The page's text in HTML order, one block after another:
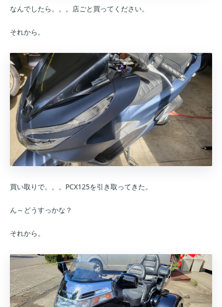
なんでしたら。。。店ごと買ってください。
それから。
買い取りで。。。PCX125を引き取ってきた。
ん～どうすっかな？
それから。